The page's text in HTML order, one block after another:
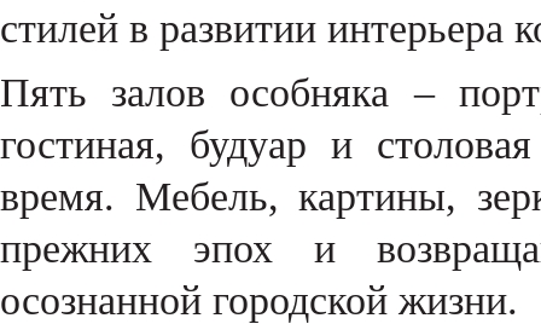
стилей в развитии
Пять залов особняка –
гостиная, будуар и
время. Мебель, картины,
прежних эпох и
осознанной городской жизни.